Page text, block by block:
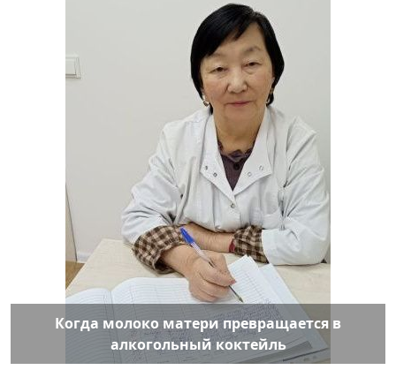
Когда молоко матери превращается в
алкогольный коктейль